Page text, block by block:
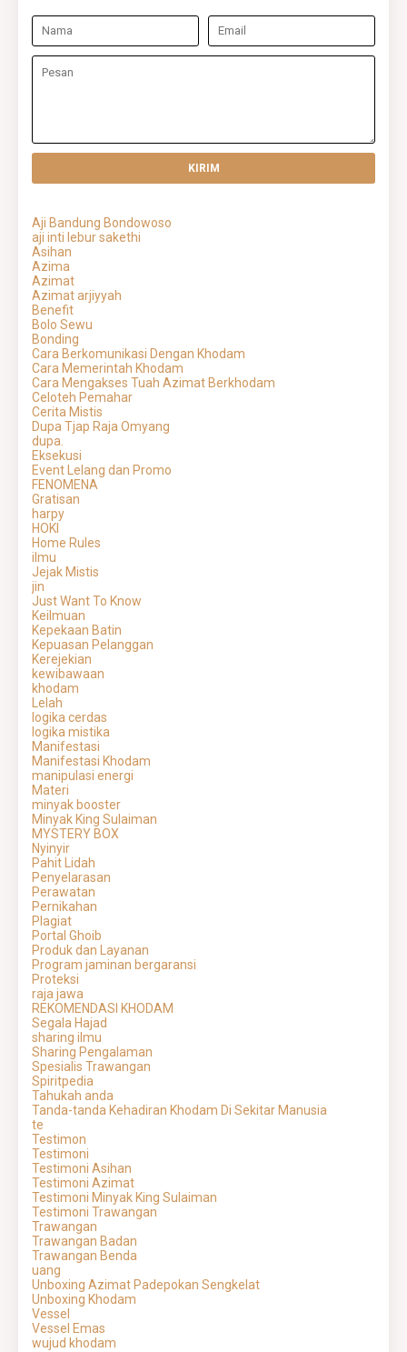
Aji Bandung Bondowoso
aji inti lebur sakethi
Asihan
Azima
Azimat
Azimat arjiyyah
Benefit
Bolo Sewu
Bonding
Cara Berkomunikasi Dengan Khodam
Cara Memerintah Khodam
Cara Mengakses Tuah Azimat Berkhodam
Celoteh Pemahar
Cerita Mistis
Dupa Tjap Raja Omyang
dupa.
Eksekusi
Event Lelang dan Promo
FENOMENA
Gratisan
harpy
HOKI
Home Rules
ilmu
Jejak Mistis
jin
Just Want To Know
Keilmuan
Kepekaan Batin
Kepuasan Pelanggan
Kerejekian
kewibawaan
khodam
Lelah
logika cerdas
logika mistika
Manifestasi
Manifestasi Khodam
manipulasi energi
Materi
minyak booster
Minyak King Sulaiman
MYSTERY BOX
Nyinyir
Pahit Lidah
Penyelarasan
Perawatan
Pernikahan
Plagiat
Portal Ghoib
Produk dan Layanan
Program jaminan bergaransi
Proteksi
raja jawa
REKOMENDASI KHODAM
Segala Hajad
sharing ilmu
Sharing Pengalaman
Spesialis Trawangan
Spiritpedia
Tahukah anda
Tanda-tanda Kehadiran Khodam Di Sekitar Manusia
te
Testimon
Testimoni
Testimoni Asihan
Testimoni Azimat
Testimoni Minyak King Sulaiman
Testimoni Trawangan
Trawangan
Trawangan Badan
Trawangan Benda
uang
Unboxing Azimat Padepokan Sengkelat
Unboxing Khodam
Vessel
Vessel Emas
wujud khodam